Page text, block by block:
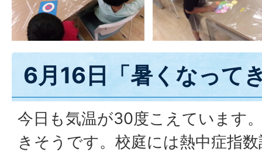
6月16日「暑くなって
今日も気温が30度こえています
きそうです。校庭には熱中症指